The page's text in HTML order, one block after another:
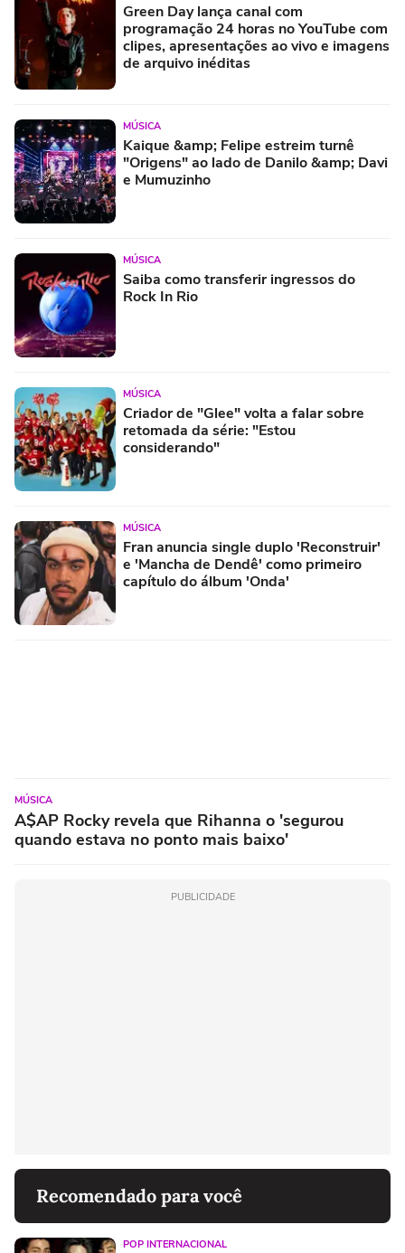
Green Day lança canal com
programação 24 horas no YouTube com
clipes, apresentações ao vivo e imagens
de arquivo inéditas
MÚSICA
Kaique &amp; Felipe estreim turnê
"Origens" ao lado de Danilo &amp; Davi
e Mumuzinho
MÚSICA
Saiba como transferir ingressos do
Rock In Rio
MÚSICA
Criador de "Glee" volta a falar sobre
retomada da série: "Estou
considerando"
MÚSICA
Fran anuncia single duplo 'Reconstruir'
e 'Mancha de Dendê' como primeiro
capítulo do álbum 'Onda'
MÚSICA
A$AP Rocky revela que Rihanna o 'segurou
quando estava no ponto mais baixo'
PUBLICIDADE
Recomendado para você
POP INTERNACIONAL